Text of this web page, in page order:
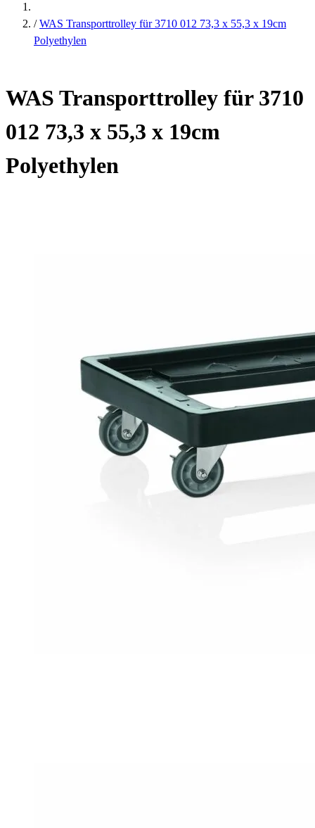
/ WAS Transporttrolley für 3710 012 73,3 x 55,3 x 19cm
Polyethylen
WAS Transporttrolley für 3710
012 73,3 x 55,3 x 19cm
Polyethylen